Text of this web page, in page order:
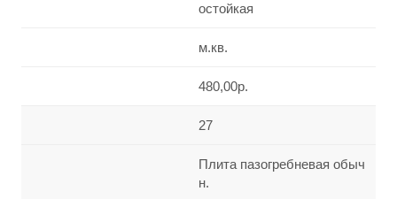
остойкая
м.кв.
480,00р.
27
Плита пазогребневая обыч
н.